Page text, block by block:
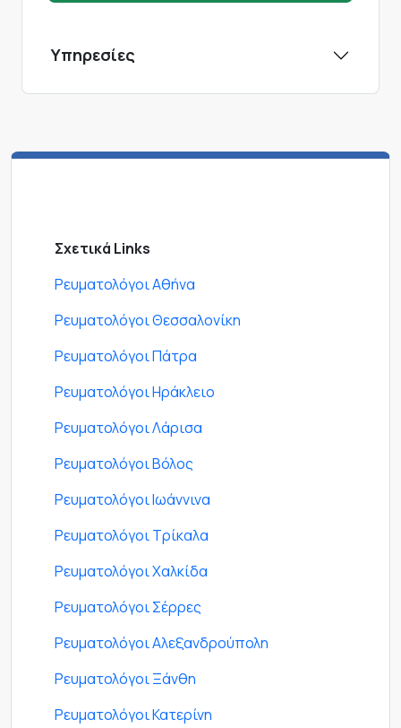
Υπηρεσίες
Σχετικά Links
Ρευματολόγοι Αθήνα
Ρευματολόγοι Θεσσαλονίκη
Ρευματολόγοι Πάτρα
Ρευματολόγοι Ηράκλειο
Ρευματολόγοι Λάρισα
Ρευματολόγοι Βόλος
Ρευματολόγοι Ιωάννινα
Ρευματολόγοι Τρίκαλα
Ρευματολόγοι Χαλκίδα
Ρευματολόγοι Σέρρες
Ρευματολόγοι Αλεξανδρούπολη
Ρευματολόγοι Ξάνθη
Ρευματολόγοι Κατερίνη